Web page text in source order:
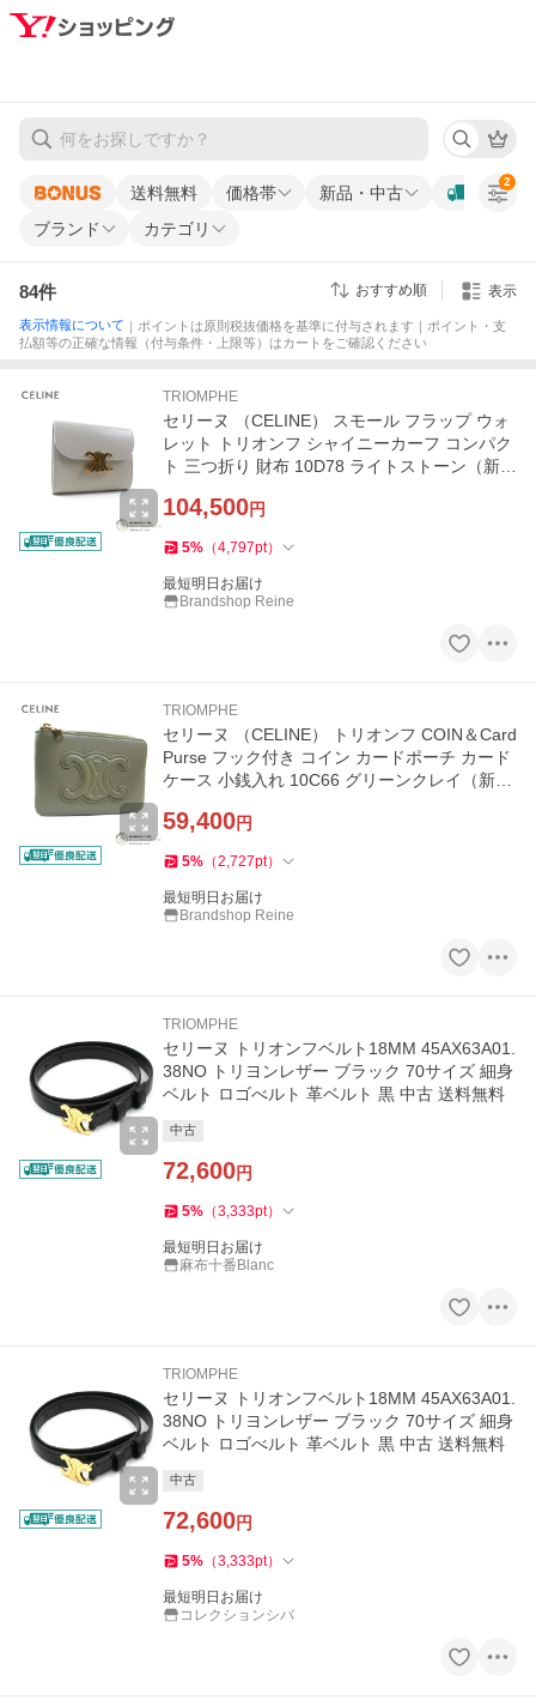
送料無料 価格帯
新品・中古
ブランド
カテゴリ
2
84件 おすすめ順 表示
表示情報について ｜ポイントは原則税抜価格を基準に付与されます｜ポイント・支
払額等の正確な情報（付与条件・上限等）はカートをご確認ください
TRIOMPHE
セリーヌ （CELINE） スモール フラップ ウォ
レット トリオンフ シャイニーカーフ コンパク
ト 三つ折り 財布 10D78 ライトストーン（新
104,500円
5% （4,797pt）
最短明日お届け
Brandshop Reine
TRIOMPHE
セリーヌ （CELINE） トリオンフ COIN＆Card
Purse フック付き コイン カードポーチ カード
ケース 小銭入れ 10C66 グリーンクレイ（新
59,400円
5% （2,727pt）
最短明日お届け
Brandshop Reine
TRIOMPHE
セリーヌ トリオンフベルト18MM 45AX63A01.
38NO トリヨンレザー ブラック 70サイズ 細身
ベルト ロゴべルト 革ベルト 黒 中古 送料無料
中古
72,600円
5% （3,333pt）
最短明日お届け
麻布十番Blanc
TRIOMPHE
セリーヌ トリオンフベルト18MM 45AX63A01.
38NO トリヨンレザー ブラック 70サイズ 細身
ベルト ロゴべルト 革ベルト 黒 中古 送料無料
中古
72,600円
5% （3,333pt）
最短明日お届け
コレクションシバ